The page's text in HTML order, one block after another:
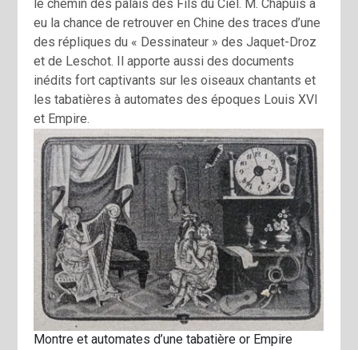
le chemin des palais des Fils du Ciel. M. Chapuis a
eu la chance de retrouver en Chine des traces d’une
des répliques du « Dessinateur » des Jaquet-Droz
et de Leschot. Il apporte aussi des documents
inédits fort captivants sur les oiseaux chantants et
les tabatières à automates des époques Louis XVI
et Empire.
Montre et automates d’une tabatière or Empire